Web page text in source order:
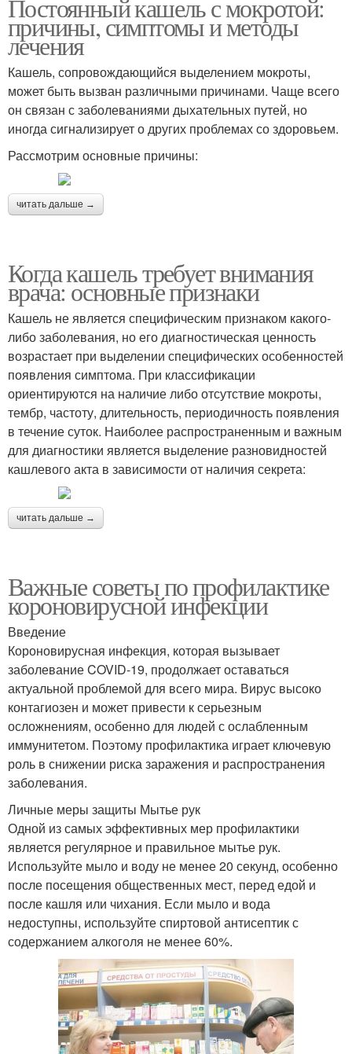
Постоянный кашель с мокротой:
причины, симптомы и методы
лечения
Кашель, сопровождающийся выделением мокроты,
может быть вызван различными причинами. Чаще всего
он связан с заболеваниями дыхательных путей, но
иногда сигнализирует о других проблемах со здоровьем.
Рассмотрим основные причины:
читать дальше →
Когда кашель требует внимания
врача: основные признаки
Кашель не является специфическим признаком какого-
либо заболевания, но его диагностическая ценность
возрастает при выделении специфических особенностей
появления симптома. При классификации
ориентируются на наличие либо отсутствие мокроты,
тембр, частоту, длительность, периодичность появления
в течение суток. Наиболее распространенным и важным
для диагностики является выделение разновидностей
кашлевого акта в зависимости от наличия секрета:
читать дальше →
Важные советы по профилактике
короновирусной инфекции
Введение
Короновирусная инфекция, которая вызывает
заболевание COVID-19, продолжает оставаться
актуальной проблемой для всего мира. Вирус высоко
контагиозен и может привести к серьезным
осложнениям, особенно для людей с ослабленным
иммунитетом. Поэтому профилактика играет ключевую
роль в снижении риска заражения и распространения
заболевания.
Личные меры защиты Мытье рук
Одной из самых эффективных мер профилактики
является регулярное и правильное мытье рук.
Используйте мыло и воду не менее 20 секунд, особенно
после посещения общественных мест, перед едой и
после кашля или чихания. Если мыло и вода
недоступны, используйте спиртовой антисептик с
содержанием алкоголя не менее 60%.